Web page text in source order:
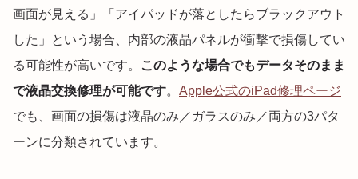
画面が見える」「アイパッドが落としたらブラックアウト
した」という場合、内部の液晶パネルが衝撃で損傷してい
る可能性が高いです。
このような場合でもデータそのまま
で液晶交換修理が可能です。 Apple公式のiPad修理ページ
でも、画面の損傷は液晶のみ／ガラスのみ／両方の3パタ
ーンに分類されています。